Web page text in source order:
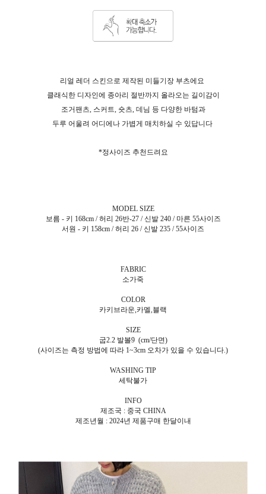
리얼 레더 스킨으로 제작된 미들기장 부츠에요
클래식한 디자인에 종아리 절반까지 올라오는 길이감이
조거팬츠, 스커트, 숏츠, 데님 등 다양한 바텀과
두루 어울려 어디에나 가볍게 매치하실 수 있답니다
*정사이즈 추천드려요
MODEL SIZE
보름 - 키 168cm / 허리 26반-27 / 신발 240 / 마른 55사이즈
서원 - 키 158cm / 허리 26 / 신발 235 / 55사이즈
FABRIC
소가죽
COLOR
카키브라운,카멜,블랙
SIZE
굽2.2 발볼9 (cm/단면)
(사이즈는 측정 방법에 따라 1~3cm 오차가 있을 수 있습니다.)
WASHING TIP
세탁불가
INFO
제조국 : 중국 CHINA
제조년월 : 2024년 제품구매 한달이내